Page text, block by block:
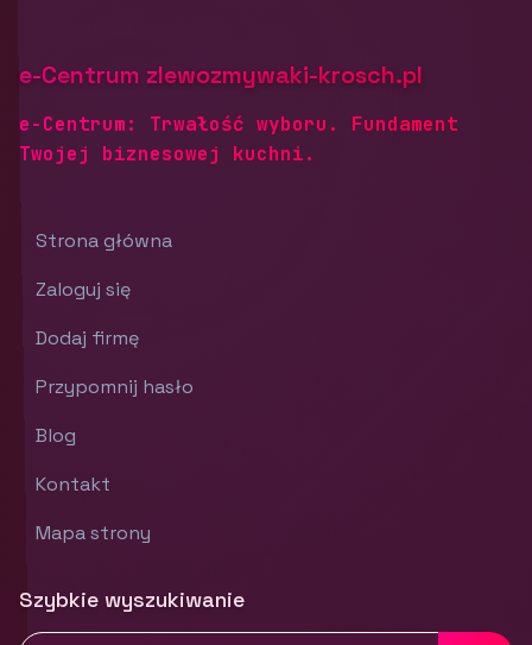
e-Centrum zlewozmywaki-krosch.pl
e-Centrum: Trwałość wyboru. Fundament
Twojej biznesowej kuchni.
Strona główna
Zaloguj się
Dodaj firmę
Przypomnij hasło
Blog
Kontakt
Mapa strony
Szybkie wyszukiwanie